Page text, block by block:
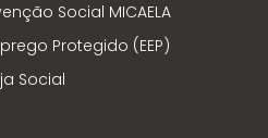
Social MICAELA
Protegido (EEP)
Social